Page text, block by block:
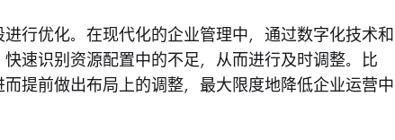
行优化。在现代化的企业管理中，通过数字化技术和
速识别资源配置中的不足，从而进行及时调整。比
提前做出布局上的调整，最大限度地降低企业运营中